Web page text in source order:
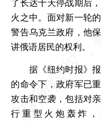
了长达十天停战期后，
火之中。面对新一轮
警告乌克兰政府，他
讲俄语居民的权利。
据《纽约时报》报
的命令下，政府军已
攻击和空袭，包括对
行重型火炮轰炸